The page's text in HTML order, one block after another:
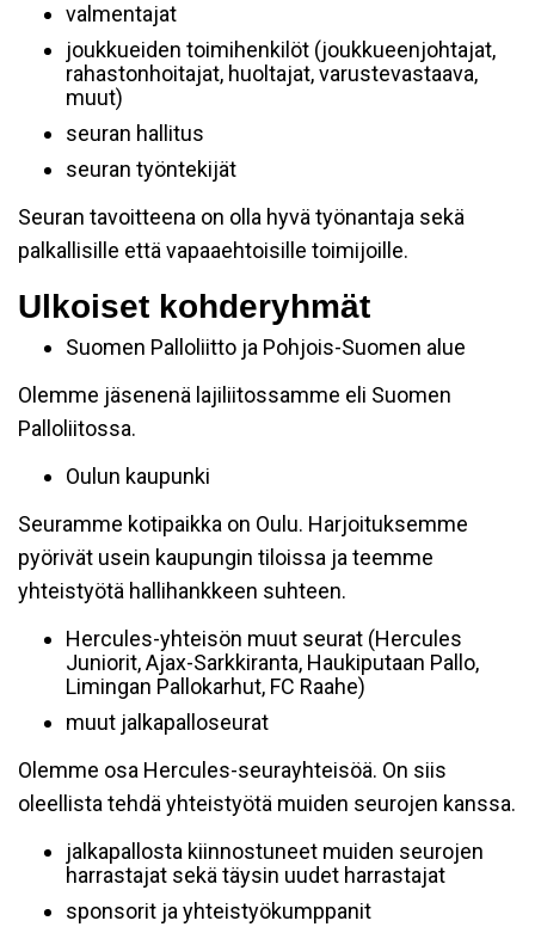
valmentajat
joukkueiden toimihenkilöt (joukkueenjohtajat,
rahastonhoitajat, huoltajat, varustevastaava,
muut)
seuran hallitus
seuran työntekijät
Seuran tavoitteena on olla hyvä työnantaja sekä
palkallisille että vapaaehtoisille toimijoille.
Ulkoiset kohderyhmät
Suomen Palloliitto ja Pohjois-Suomen alue
Olemme jäsenenä lajiliitossamme eli Suomen
Palloliitossa.
Oulun kaupunki
Seuramme kotipaikka on Oulu. Harjoituksemme
pyörivät usein kaupungin tiloissa ja teemme
yhteistyötä hallihankkeen suhteen.
Hercules-yhteisön muut seurat (Hercules
Juniorit, Ajax-Sarkkiranta, Haukiputaan Pallo,
Limingan Pallokarhut, FC Raahe)
muut jalkapalloseurat
Olemme osa Hercules-seurayhteisöä. On siis
oleellista tehdä yhteistyötä muiden seurojen kanssa.
jalkapallosta kiinnostuneet muiden seurojen
harrastajat sekä täysin uudet harrastajat
sponsorit ja yhteistyökumppanit